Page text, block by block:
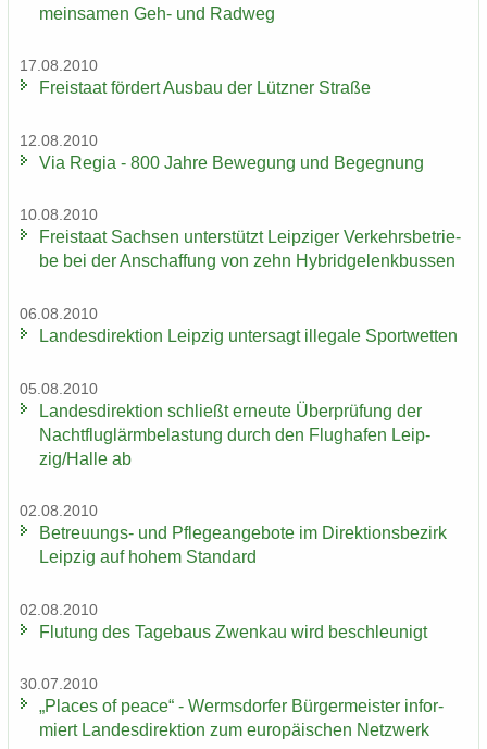
mein­sa­men Geh- und Rad­weg
17.08.2010
Frei­staat för­dert Aus­bau der Lütz­ner Stra­ße
12.08.2010
Via Regia - 800 Jahre Be­we­gung und Be­geg­nung
10.08.2010
Frei­staat Sach­sen un­ter­stützt Leip­zi­ger Ver­kehrs­be­trie­
be bei der An­schaf­fung von zehn Hy­brid­ge­lenk­bus­sen
06.08.2010
Lan­des­di­rek­ti­on Leip­zig un­ter­sagt il­le­ga­le Sport­wet­ten
05.08.2010
Lan­des­di­rek­ti­on schließt er­neu­te Über­prü­fung der
Nacht­flug­lärm­be­las­tung durch den Flug­ha­fen Leip­
zig/Halle ab
02.08.2010
Betreuungs-​ und Pfle­ge­an­ge­bo­te im Di­rek­ti­ons­be­zirk
Leip­zig auf hohem Stan­dard
02.08.2010
Flu­tung des Ta­ge­baus Zwenkau wird be­schleu­nigt
30.07.2010
„Places of peace“ - Werms­dor­fer Bür­ger­meis­ter in­for­
miert Lan­des­di­rek­ti­on zum eu­ro­päi­schen Netz­werk